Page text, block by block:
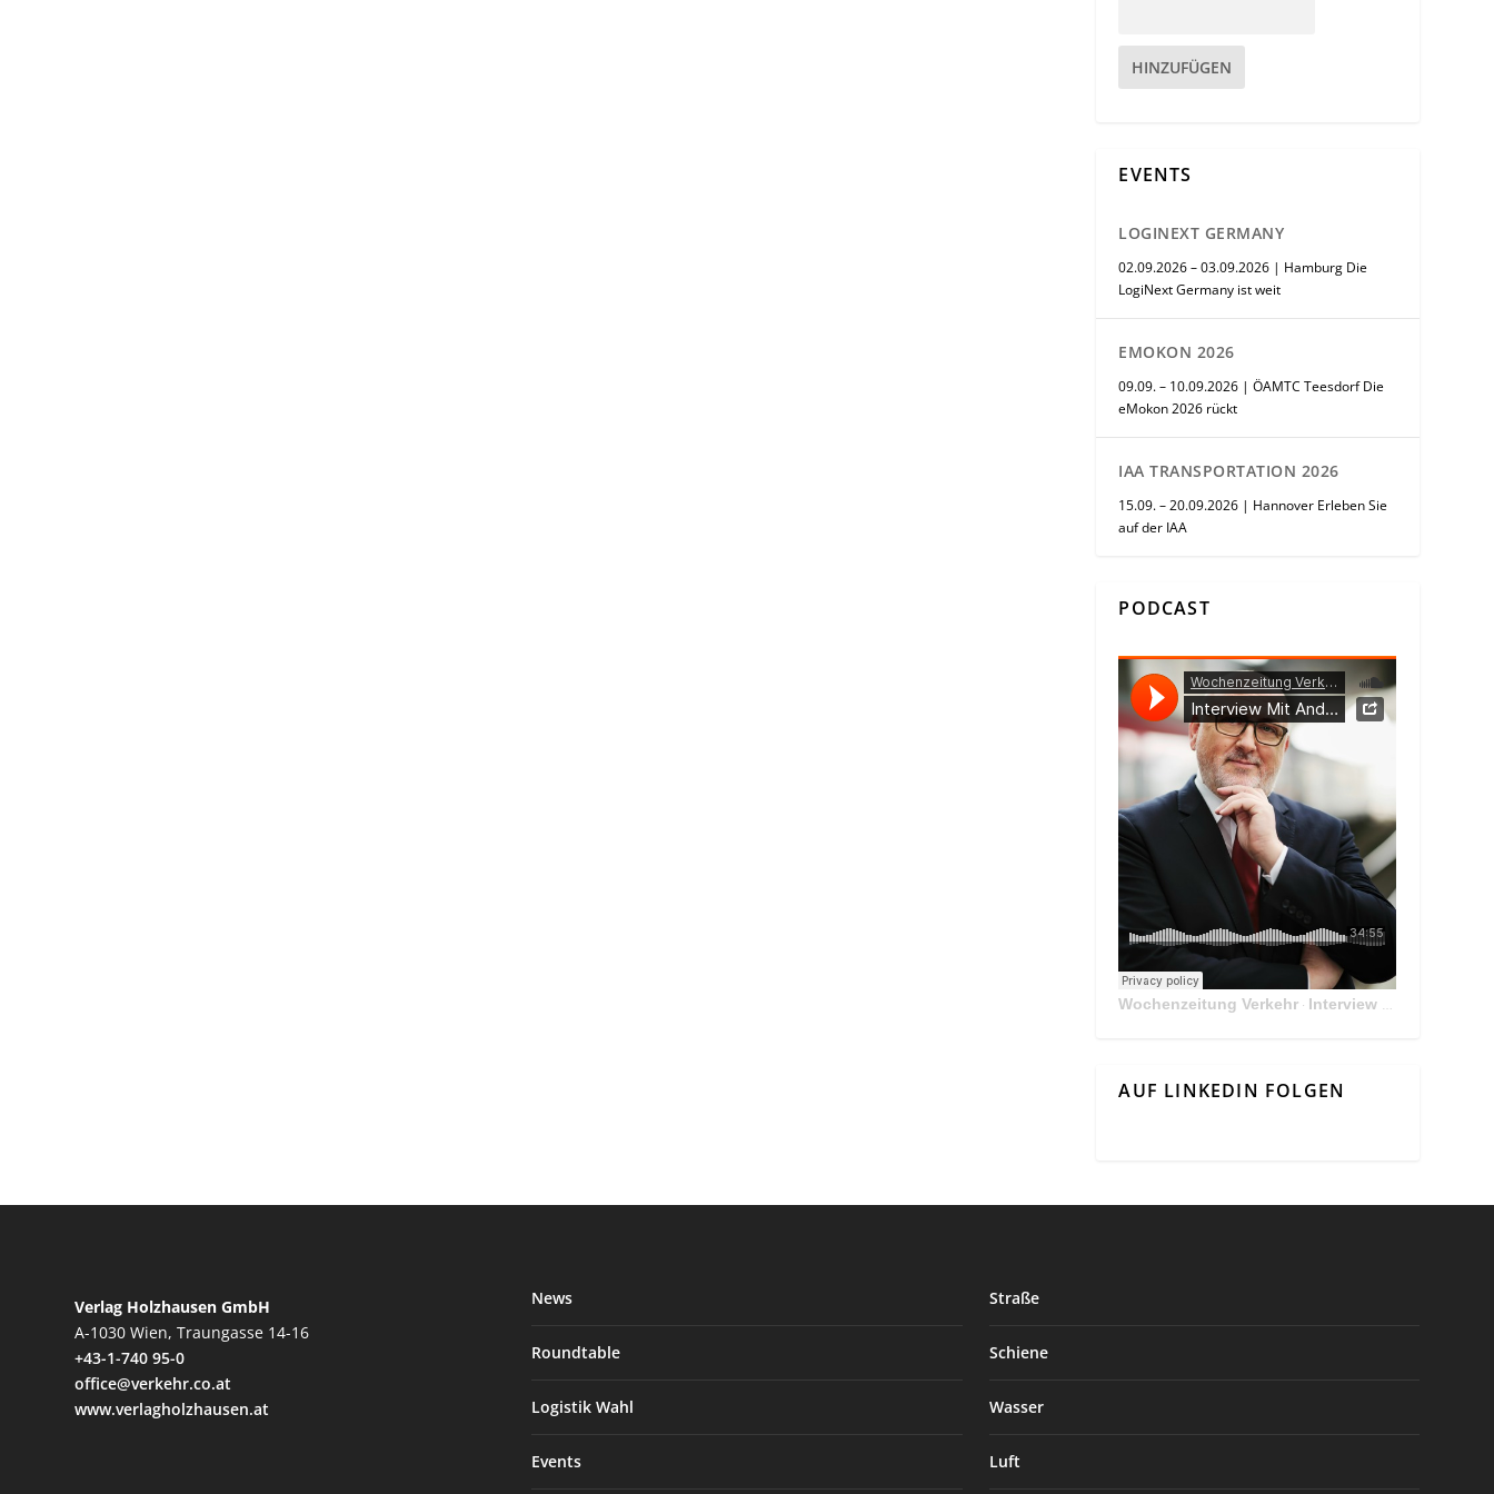
HINZUFÜGEN
EVENTS
LOGINEXT GERMANY
02.09.2026 – 03.09.2026 | Hamburg Die
LogiNext Germany ist weit
EMOKON 2026
09.09. – 10.09.2026 | ÖAMTC Teesdorf Die
eMokon 2026 rückt
IAA TRANSPORTATION 2026
15.09. – 20.09.2026 | Hannover Erleben Sie
auf der IAA
PODCAST
Wochenzeitung Verkehr · Interview Mit Andreas Matthä, CEO der ÖBB Holding
AUF LINKEDIN FOLGEN
Verlag Holzhausen GmbH
A-1030 Wien, Traungasse 14-16
+43-1-740 95-0
office@verkehr.co.at
www.verlagholzhausen.at
News
Roundtable
Logistik Wahl
Events
Straße
Schiene
Wasser
Luft